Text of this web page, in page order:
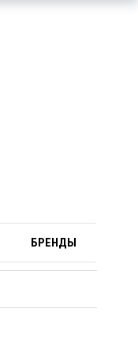
БРЕНДЫ